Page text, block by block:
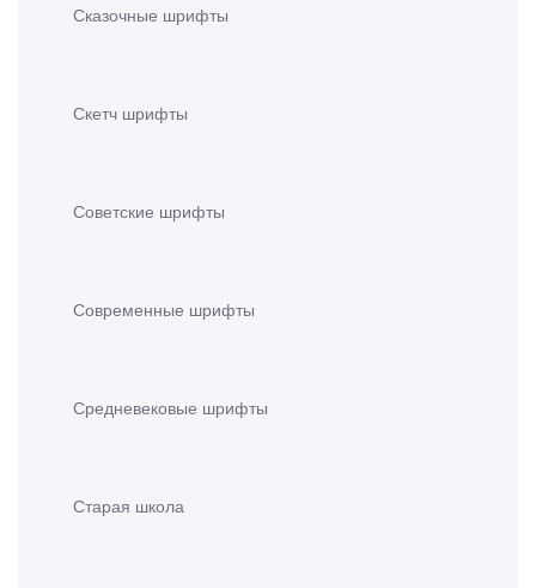
Сказочные шрифты
Скетч шрифты
Советские шрифты
Современные шрифты
Средневековые шрифты
Старая школа